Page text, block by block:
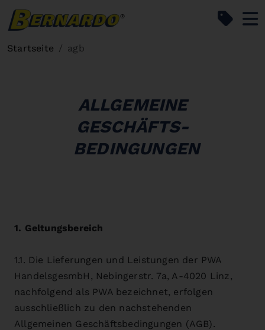
Startseite agb
ALLGEMEINE
GESCHÄFTS-
BEDINGUNGEN
1. Geltungsbereich
1.1. Die Lieferungen und Leistungen der PWA
HandelsgesmbH, Nebingerstr. 7a, A-4020 Linz,
nachfolgend als PWA bezeichnet, erfolgen
ausschließlich zu den nachstehenden
Allgemeinen Geschäftsbedingungen (AGB).